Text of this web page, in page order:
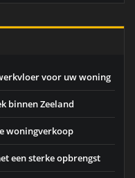
voor uw woning
binnen Zeeland
woningverkoop
een sterke opbrengst